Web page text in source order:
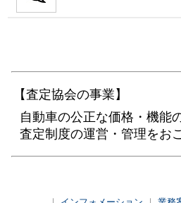
【査定協会の事業】
自動車の公正な価格・機能
査定制度の運営・管理をお